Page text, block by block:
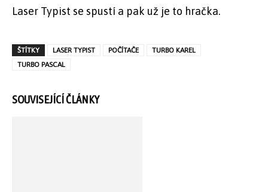
Laser Typist se spustí a pak už je to hračka.
ŠTÍTKY LASER TYPIST POČÍTAČE
TURBO KAREL
TURBO PASCAL
SOUVISEJÍCÍ ČLÁNKY